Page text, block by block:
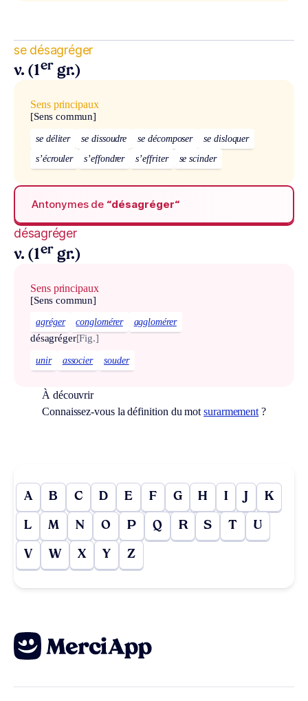
se désagréger
v. (1er gr.)
Sens principaux
[Sens commun]
se déliter se dissoudre se décomposer
se disloquer
s’écrouler
s’effondrer s’effriter se scinder
Antonymes de “désagréger“
désagréger
v. (1er gr.)
Sens principaux
[Sens commun]
agréger conglomérer agglomérer
désagréger[Fig.]
unir associer souder
À découvrir
Connaissez-vous la définition du motsurarmement ?
A B C D E F G H I J K
L M N O P Q R S T U
V W X Y Z